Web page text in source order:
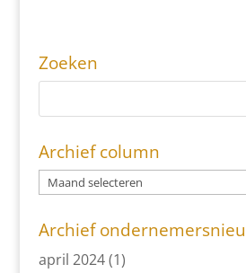
Zoeken
Archief column
Archief
april 2024(1)